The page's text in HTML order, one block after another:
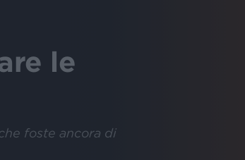
le
foste ancora di